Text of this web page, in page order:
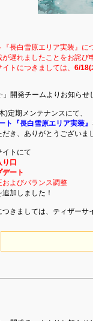
長白雪原エリア実装』に
遅れましたことをお詫び
トにつきましては、 6/18(
」開発チームよりお知らせ
)定期メンテナンスにて、
ト『長白雪原エリア実装』
き、ありがとうございま
イトにて
口
ート
よびバランス調整
加しました！
きましては、ティザーサ